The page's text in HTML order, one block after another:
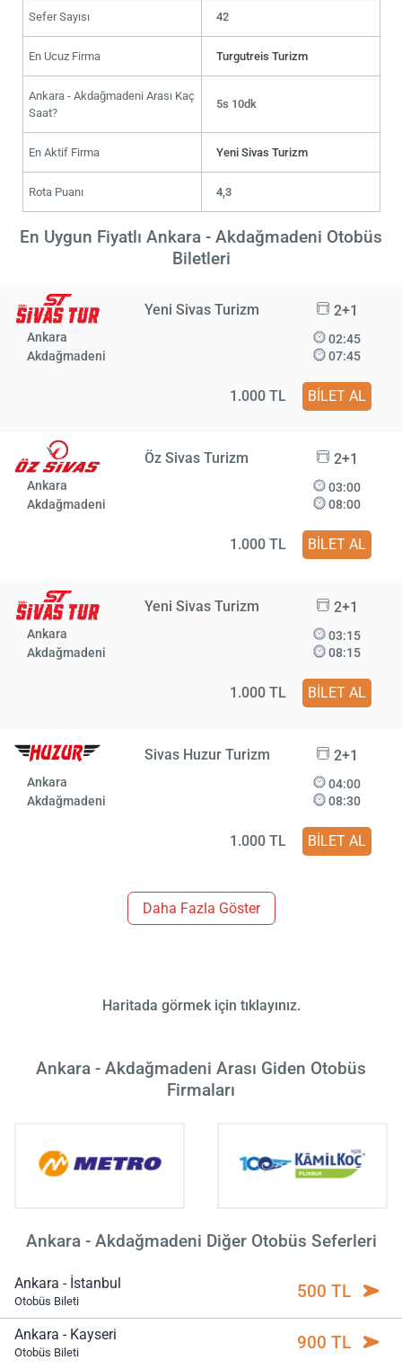
Sefer Sayısı 42
En Ucuz Firma Turgutreis Turizm
Ankara - Akdağmadeni Arası Kaç
Saat?
5s 10dk
En Aktif Firma Yeni Sivas Turizm
Rota Puanı 4,3
En Uygun Fiyatlı Ankara - Akdağmadeni Otobüs
Biletleri
Yeni Sivas Turizm 2+1
Ankara
Akdağmadeni
02:45
07:45
1.000 TL BİLET AL
Öz Sivas Turizm 2+1
Ankara
Akdağmadeni
03:00
08:00
1.000 TL BİLET AL
Yeni Sivas Turizm 2+1
Ankara
Akdağmadeni
03:15
08:15
1.000 TL BİLET AL
Sivas Huzur Turizm 2+1
Ankara
Akdağmadeni
04:00
08:30
1.000 TL BİLET AL
Daha Fazla Göster
Haritada görmek için tıklayınız.
Ankara - Akdağmadeni Arası Giden Otobüs
Firmaları
Ankara - Akdağmadeni Diğer Otobüs Seferleri
Ankara - İstanbul
Otobüs Bileti 500 TL
Ankara - Kayseri
Otobüs Bileti 900 TL